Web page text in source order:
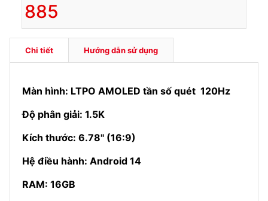
885
Chi tiết Hướng dẫn sử dụng
Màn hình: LTPO AMOLED tần số quét 120Hz
Độ phân giải: 1.5K
Kích thước: 6.78'' (16:9)
Hệ điều hành: Android 14
RAM: 16GB